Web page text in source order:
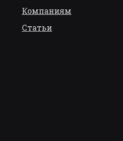
Компаниям
Статьи